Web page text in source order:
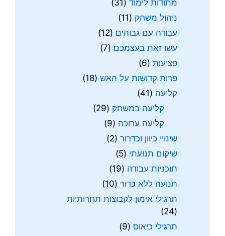
מתודות לימוד (31)
ניהול משחק (11)
עבודה עם גבוהים (12)
עשו זאת בעצמכם (7)
פציעות (6)
פרות קדושות על האש (18)
קליעה (41)
קליעה במשחק (29)
קליעה ערוכה (9)
שינויי כיוון וכדרור (2)
שיקום תנועתי (5)
תוכניות עבודה (19)
תנועה ללא כדור (10)
תרגילי אימון לקבוצות תחרותיות
(24)
תרגילי כיאוס (9)